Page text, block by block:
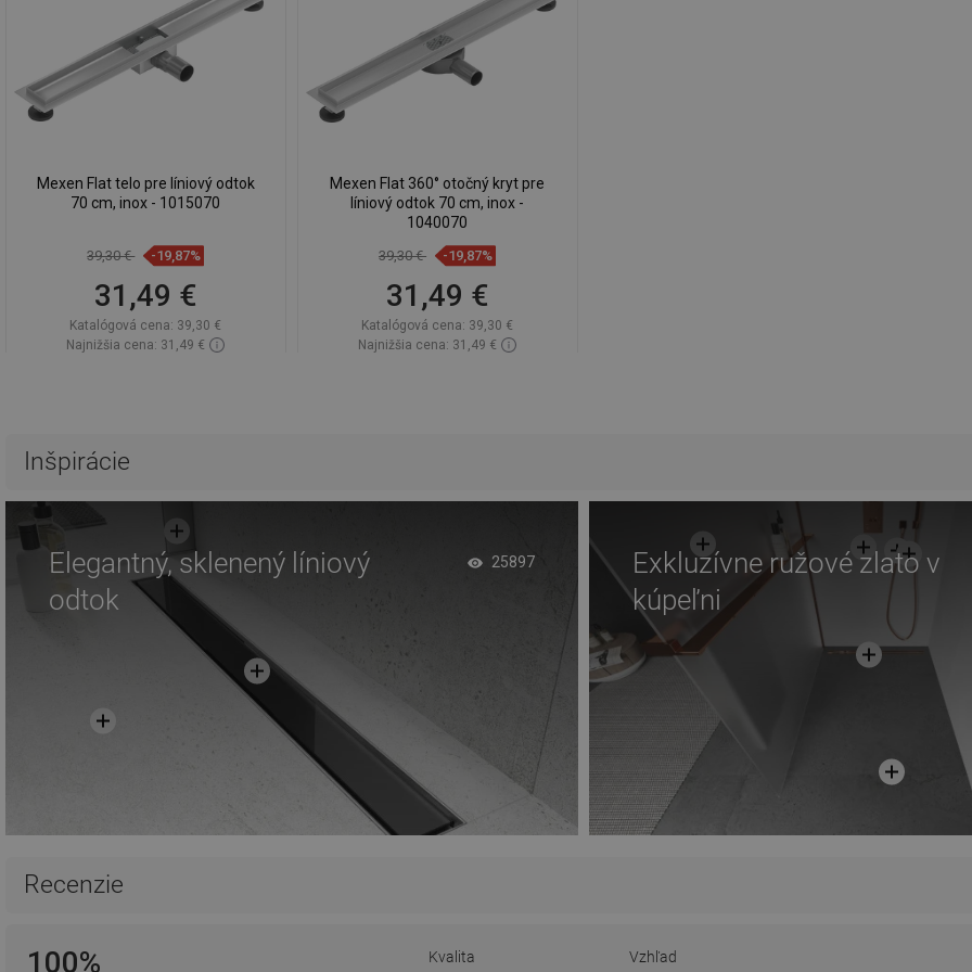
Mexen Flat telo pre líniový odtok
70 cm, inox - 1015070
39,30 € -19,87%
31,49 €
Katalógová cena: 39,30 €
Najnižšia cena: 31,49 €
Porovnaj
Mexen Flat 360° otočný kryt pre
líniový odtok 70 cm, inox -
1040070
39,30 € -19,87%
31,49 €
Katalógová cena: 39,30 €
Najnižšia cena: 31,49 €
Inšpirácie
Elegantný, sklenený líniový
odtok
25897
Exkluzívne ružové zlato v
kúpeľni
Recenzie
100% Kvalita Vzhľad